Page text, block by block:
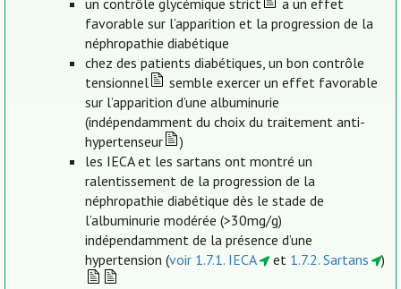
un contrôle glycémique strict
a un effet
favorable sur l’apparition et la progression de la
néphropathie diabétique
chez des patients diabétiques, un bon contrôle
tensionnel
semble exercer un effet favorable
sur l’apparition d’une albuminurie
(indépendamment du choix du traitement anti-
hypertenseur
)
les IECA et les sartans ont montré un
ralentissement de la progression de la
néphropathie diabétique dès le stade de
l’albuminurie modérée (>30mg/g)
indépendamment de la présence d’une
hypertension (voir 1.7.1. IECA et 1.7.2. Sartans )